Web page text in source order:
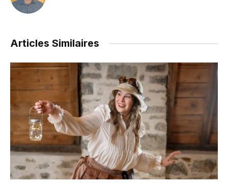
Articles Similaires